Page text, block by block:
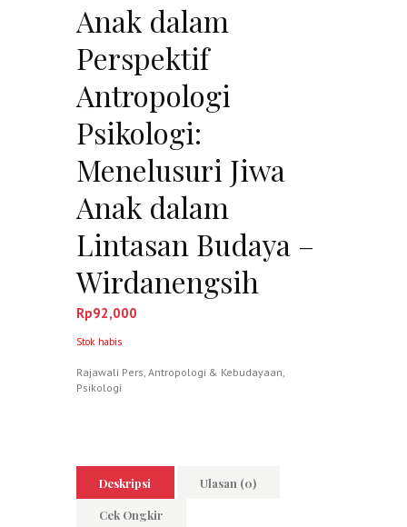
Anak dalam
Perspektif
Antropologi
Psikologi:
Menelusuri Jiwa
Anak dalam
Lintasan Budaya –
Wirdanengsih
Rp92,000
Stok habis
Rajawali Pers, Antropologi & Kebudayaan,
Psikologi
Deskripsi Ulasan (0)
Cek Ongkir